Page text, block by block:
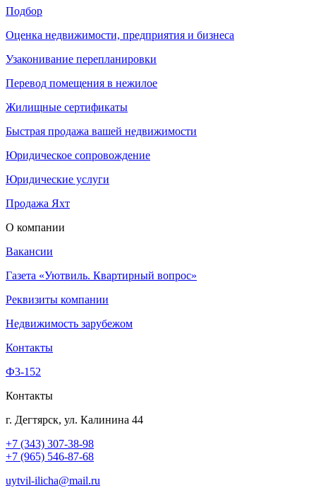
Подбор
Оценка недвижимости, предприятия и бизнеса
Узаконивание перепланировки
Перевод помещения в нежилое
Жилищные сертификаты
Быстрая продажа вашей недвижимости
Юридическое сопровождение
Юридические услуги
Продажа Яхт
О компании
Вакансии
Газета «Уютвиль. Квартирный вопрос»
Реквизиты компании
Недвижимость зарубежом
Контакты
Ф3-152
Контакты
г. Дегтярск, ул. Калинина 44
+7 (343) 307-38-98
+7 (965) 546-87-68
uytvil-ilicha@mail.ru